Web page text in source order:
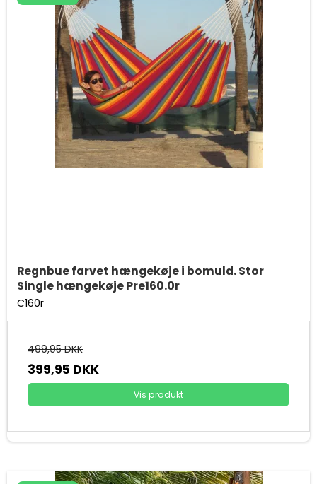
Regnbue farvet hængekøje i bomuld. Stor
Single hængekøje Pre160.0r
C160r
499,95 DKK
399,95 DKK
Vis produkt